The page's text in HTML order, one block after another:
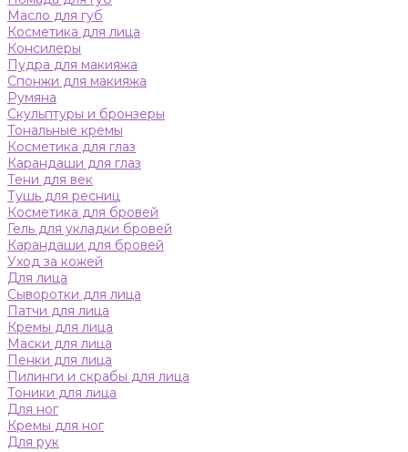
Масло для губ
Косметика для лица
Консилеры
Пудра для макияжа
Спонжи для макияжа
Румяна
Скульптуры и бронзеры
Тональные кремы
Косметика для глаз
Карандаши для глаз
Тени для век
Тушь для ресниц
Косметика для бровей
Гель для укладки бровей
Карандаши для бровей
Уход за кожей
Для лица
Сыворотки для лица
Патчи для лица
Кремы для лица
Маски для лица
Пенки для лица
Пилинги и скрабы для лица
Тоники для лица
Для ног
Кремы для ног
Для рук